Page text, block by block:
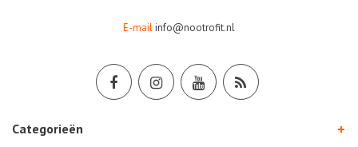
E-mailinfo@nootrofit.nl
Categorieën